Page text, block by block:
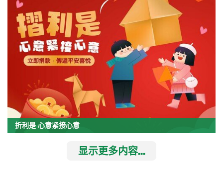
折利是 心意紧接心意
显示更多内容...